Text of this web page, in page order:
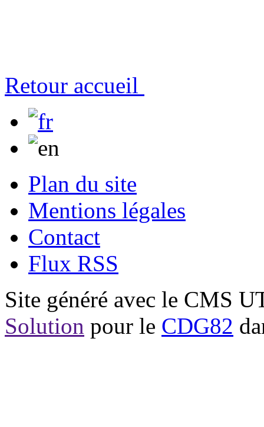
Retour accueil
Plan du site
Mentions légales
Contact
Flux RSS
Site généré avec le CMS
Solution pour le CDG82